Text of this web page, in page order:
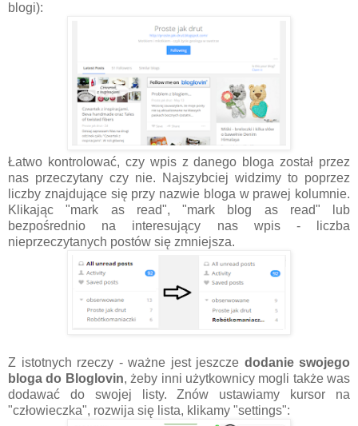
blogi):
Łatwo kontrolować, czy wpis z danego bloga został przez
nas przeczytany czy nie. Najszybciej widzimy to poprzez
liczby znajdujące się przy nazwie bloga w prawej kolumnie.
Klikając "mark as read", "mark blog as read" lub
bezpośrednio na interesujący nas wpis - liczba
nieprzeczytanych postów się zmniejsza.
Z istotnych rzeczy - ważne jest jeszcze dodanie swojego
bloga do Bloglovin, żeby inni użytkownicy mogli także was
dodawać do swojej listy. Znów ustawiamy kursor na
"człowieczka", rozwija się lista, klikamy "settings":